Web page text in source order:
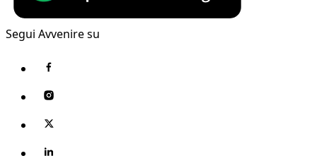
Segui Avvenire su